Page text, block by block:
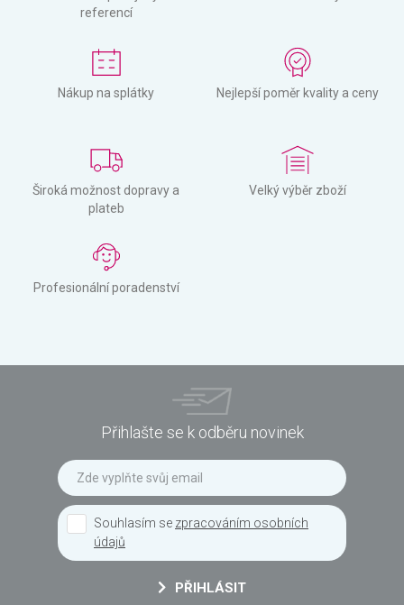
referencí
Nákup na splátky Nejlepší poměr kvality a ceny
Široká možnost dopravy a
plateb
Velký výběr zboží
Profesionální poradenství
Přihlašte se k odběru novinek
Souhlasím se zpracováním osobních
údajů
PŘIHLÁSIT